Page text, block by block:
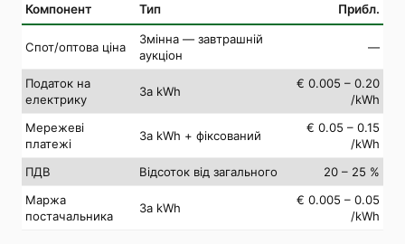
Компонент Тип Прибл.
Спот/оптова ціна
Змінна — завтрашній
аукціон
—
Податок на
електрику
За kWh
€ 0.005 – 0.20
/kWh
Мережеві
платежі
За kWh + фіксований
€ 0.05 – 0.15
/kWh
ПДВ
Відсоток від загального
20 – 25 %
Маржа
постачальника
За kWh
€ 0.005 – 0.05
/kWh